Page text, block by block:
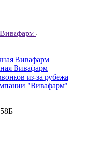
Вивафарм
Вивафарм
из-за рубежа
"Вивафарм"